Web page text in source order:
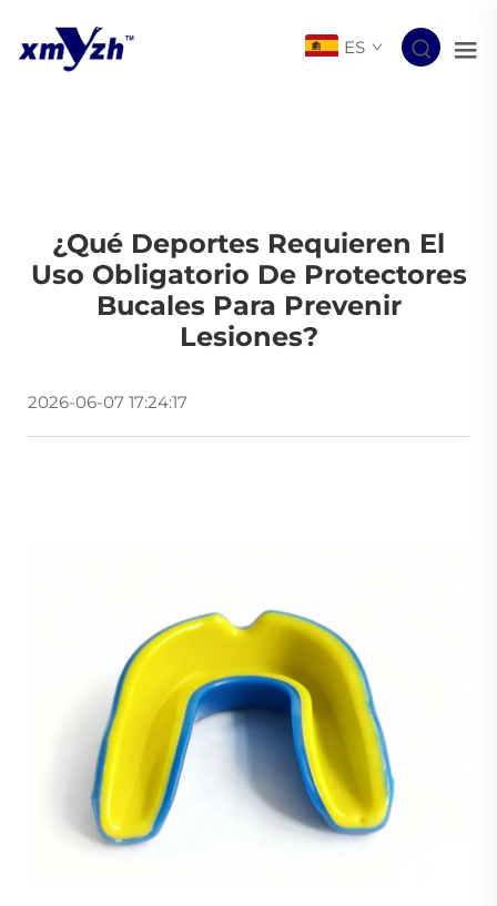
ES
¿Qué Deportes Requieren El
Uso Obligatorio De Protectores
Bucales Para Prevenir
Lesiones?
2026-06-07 17:24:17